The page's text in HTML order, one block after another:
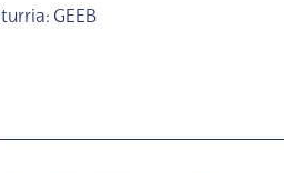
Iturria: GEEB